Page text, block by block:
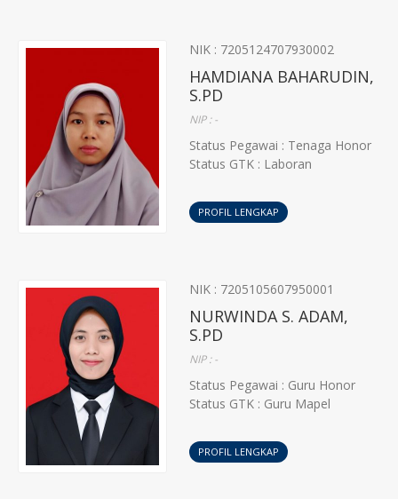
NIK : 7205124707930002
HAMDIANA BAHARUDIN,
S.PD
NIP : -
Status Pegawai : Tenaga Honor
Status GTK : Laboran
PROFIL LENGKAP
NIK : 7205105607950001
NURWINDA S. ADAM,
S.PD
NIP : -
Status Pegawai : Guru Honor
Status GTK : Guru Mapel
PROFIL LENGKAP